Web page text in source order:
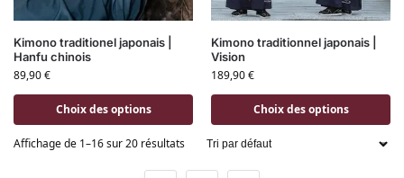
Kimono traditionel japonais |
Hanfu chinois
89,90€
Choix des options
Kimono traditionnel japonais |
Vision
189,90€
Choix des options
Affichage de 1–16 sur 20 résultats